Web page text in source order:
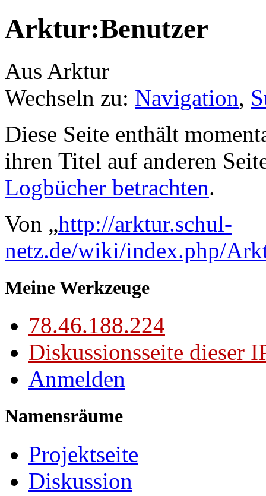
Arktur:Benutzer
Aus Arktur
Wechseln zu: Navigation,
Diese Seite enthält
ihren Titel auf anderen
Logbücher betrachten.
Von „http://arktur.schul-
netz.de/wiki/index.php/
Meine Werkzeuge
78.46.188.224
Diskussionsseite dieser
Anmelden
Namensräume
Projektseite
Diskussion